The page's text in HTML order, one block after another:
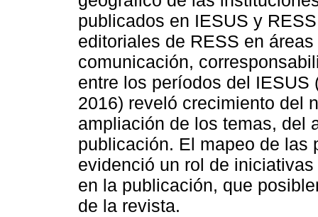
publicados en IESUS y
editoriales de RESS en
comunicación,
entre los períodos del IESUS
2016) reveló crecimiento del
ampliación de los temas, del
publicación. El mapeo de las
evidenció un rol de
en la publicación, que
de la revista.